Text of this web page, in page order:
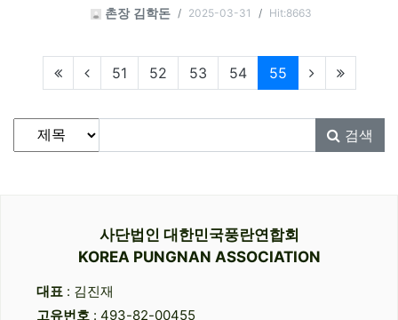
촌장 김학돈
2025-03-31 Hit:8663
51 52 53 54 55현재페이지
게시물 검색
검색대상
검색어필수 검색
사단법인 대한민국풍란연합회
KOREA PUNGNAN ASSOCIATION
대표 : 김진재
고유번호 : 493-82-00455